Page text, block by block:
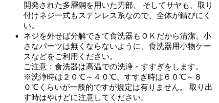
開発された多層鋼を用いた刃部、 そしてサヤも、取り
付けネジ一式もステンレス系なので、全体が錆びにく
い。
ネジを外せば分解できて食洗器もＯＫだから清潔。小
さなパーツは無くならないように、食洗器用小物ケー
スなどをご利用ください。
ご注意：食洗器は高温での洗浄・すすぎをします。
※洗浄時は２０℃～４０℃、すすぎ時は６０℃～８
０℃くらいが一般的ですが規定は有りません。 取り出
す時はやけどに注意してください。